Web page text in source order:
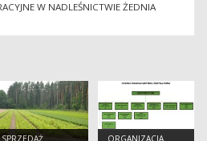
W NADLEŚNICTWIE ŻEDNIA
SPRZEDAŻ
ORGANIZACJA